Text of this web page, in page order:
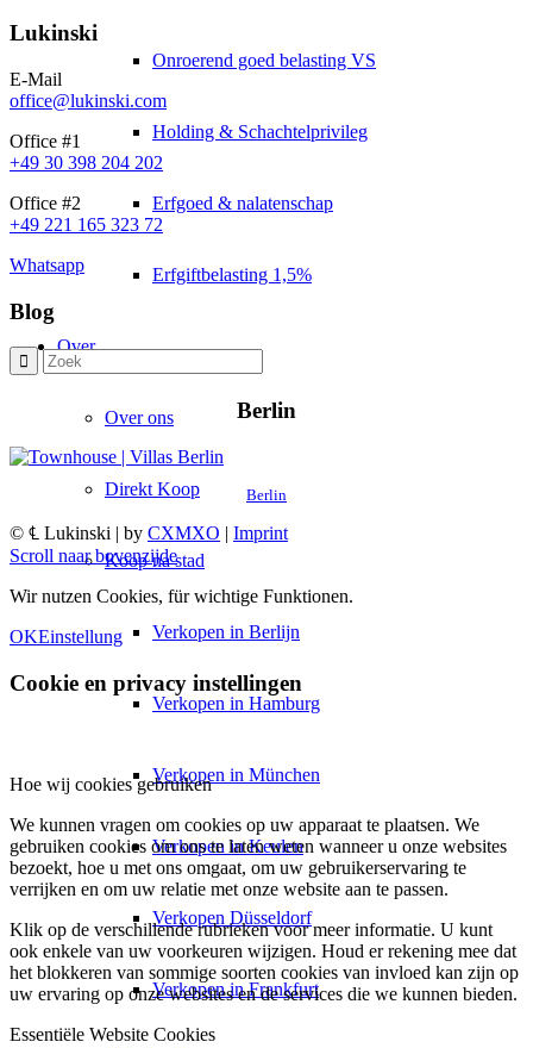
Onroerend goed belasting VS
Holding & Schachtelprivileg
Erfgoed & nalatenschap
Erfgiftbelasting 1,5%
Over
Over ons
Direkt Koop
Koop na stad
Verkopen in Berlijn
Verkopen in Hamburg
Verkopen in München
Verkopen in Keulen
Verkopen Düsseldorf
Verkopen in Frankfurt
Lukinski
E-Mail
office@lukinski.com
Office #1
+49 30 398 204 202
Office #2
+49 221 165 323 72
Whatsapp
Blog
Berlin
Berlin
© ℄ Lukinski | by CXMXO
Imprint
Scroll naar bovenzijde
Wir nutzen Cookies, für wichtige Funktionen.
OKEinstellung
Cookie en privacy instellingen
Hoe wij cookies gebruiken
We kunnen vragen om cookies op uw apparaat te plaatsen. We
gebruiken cookies om ons te laten weten wanneer u onze websites
bezoekt, hoe u met ons omgaat, om uw gebruikerservaring te
verrijken en om uw relatie met onze website aan te passen.
Klik op de verschillende rubrieken voor meer informatie. U kunt
ook enkele van uw voorkeuren wijzigen. Houd er rekening mee dat
het blokkeren van sommige soorten cookies van invloed kan zijn op
uw ervaring op onze websites en de services die we kunnen bieden.
Essentiële Website Cookies